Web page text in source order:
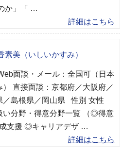
か」「 …
詳細はこちら
素美（いしいかすみ）
面談・メール：全国可（日本
） 直接面談：京都府／大阪府／
／島根県／岡山県 性別 女性
い分野・得意分野一覧 （◎得意
支援 ◎キャリアデザ …
詳細はこちら